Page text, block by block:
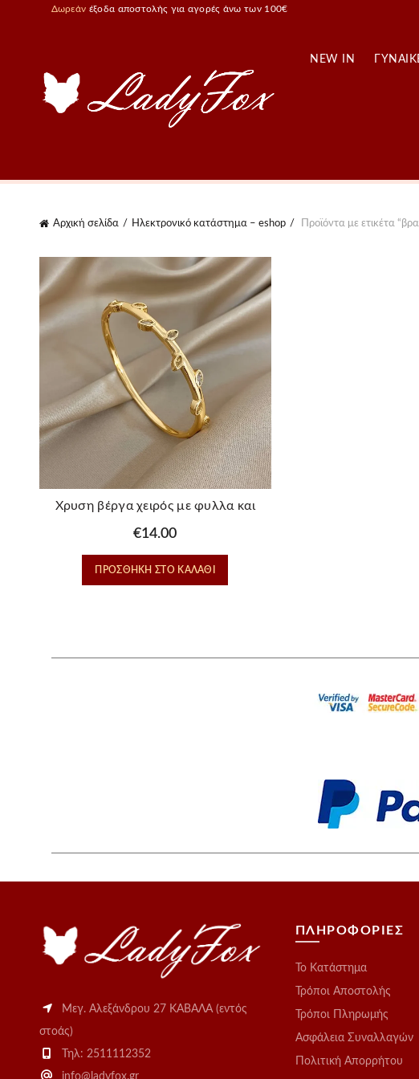
Δωρεάν έξοδα αποστολής για αγορές άνω των 100€
NEW IN
Αρχική σελίδα Ηλεκτρονικό κατάστημα – eshop Προϊόντα με ετικέτα
Χρυση βέργα χειρός με φυλλα και
€14.00
ΠΡΟΣΘΉΚΗ ΣΤΟ ΚΑΛΆΘΙ
Μεγ. Αλεξάνδρου 27 ΚΑΒΑΛΑ (εντός
στοάς)
Τηλ: 2511112352
info@ladyfox.gr
ΠΛΗΡΟΦΟΡΙΕΣ
Το Kατάστημα
Τρόποι Αποστολής
Τρόποι Πληρωμής
Ασφάλεια Συναλλαγών
Πολιτική Απορρήτου